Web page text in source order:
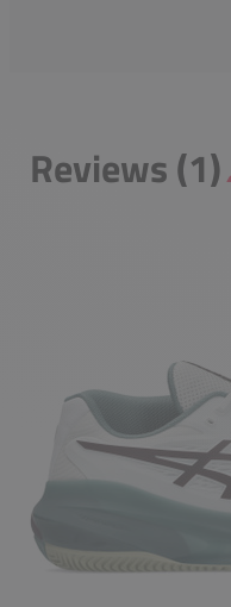
Reviews (1)